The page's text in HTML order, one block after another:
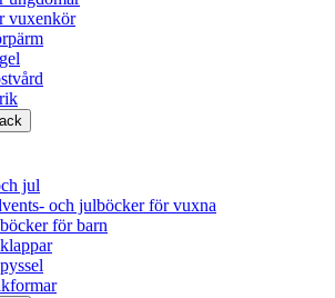
vuxenkör
jul
och julböcker för vuxna
för barn